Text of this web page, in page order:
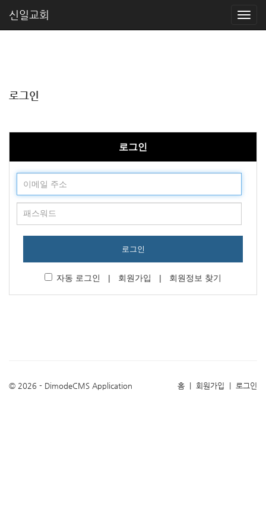
신일교회
로그인
로그인
로그인
자동 로그인 | 회원가입 | 회원정보 찾기
© 2026 - DimodeCMS Application 홈 회원가입 로그인